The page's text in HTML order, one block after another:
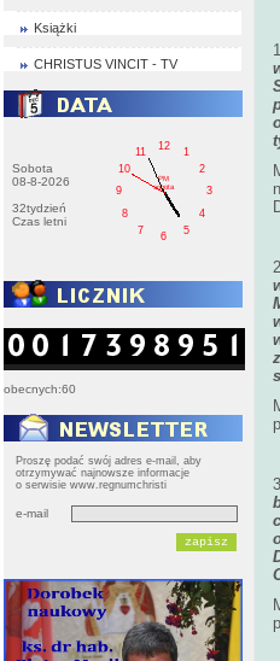
Książki
CHRISTUS VINCIT - TV
Sobota
08-8-2026
32tydzień
Czas letni
1
2
3
4
5
6
7
8
9
10
11
12
PM
sobota
obecnych:60
Proszę podać swój adres e-mail, aby
otrzymywać najnowsze informacje
o serwisie www.regnumchristi
e-mail